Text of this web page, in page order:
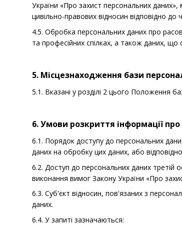
України «Про захист персональних
цивільно-правових відносин відповідно до
4.5. Обробка персональних даних про
та професійних спілках, а також даних, що
5. Місцезнаходження бази
5.1. Вказані у розділі 2 цього Положення
6. Умови розкриття інформації
6.1. Порядок доступу до персональних
даних на обробку цих даних, або
6.2. Доступ до персональних даних третій
виконання вимог Закону України «Про
6.3. Суб'єкт відносин, пов'язаних з
даних.
6.4. У запиті зазначаються: